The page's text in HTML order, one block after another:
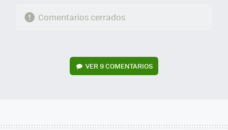
Comentarios cerrados
VER9 COMENTARIOS